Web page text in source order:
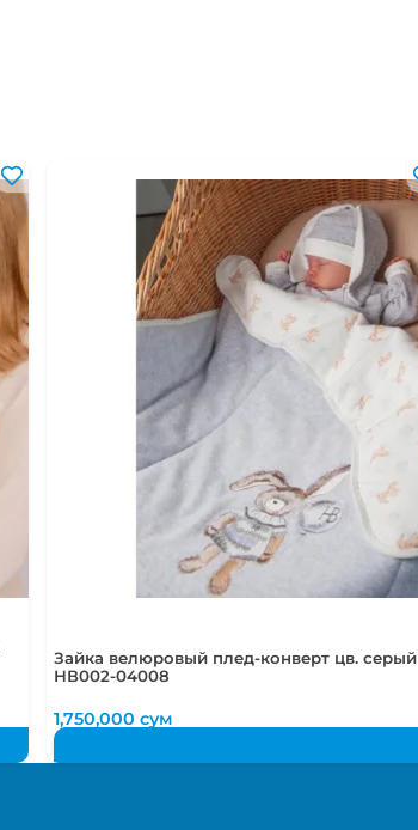
Зайка велюровый плед-конверт цв. серый
НВ002-04008
1,750,000 сум